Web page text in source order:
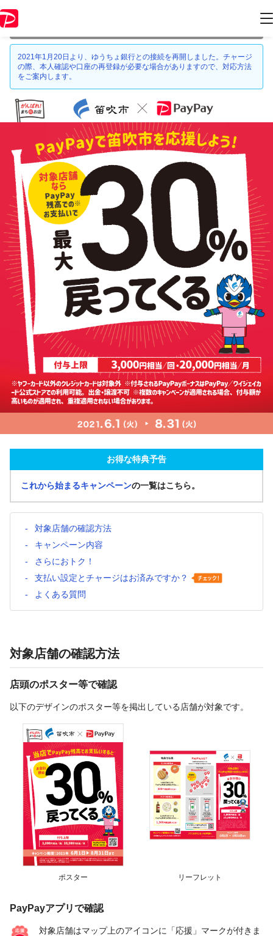
情報はキャンペーン終了時点のものになります。
2021年1月20日より、ゆうちょ銀行との接続を再開しました。チャージ
の際、本人確認や口座の再登録が必要な場合がありますので、対応方法
をご案内します。
お得な特典予告
これから始まるキャンペーンの一覧はこちら。
対象店舗の確認方法
キャンペーン内容
さらにおトク！
支払い設定とチャージはお済みですか？
よくある質問
対象店舗の確認方法
店頭のポスター等で確認
以下のデザインのポスター等を掲出している店舗が対象です。
ポスター リーフレット
PayPayアプリで確認
対象店舗はマップ上のアイコンに「応援」マークが付きま